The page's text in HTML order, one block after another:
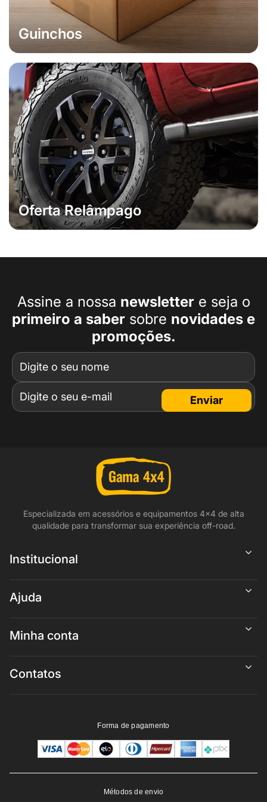
Guinchos
Oferta Relâmpago
Assine a nossa newslettere seja o
primeiro a saber sobre novidades e
promoções.
Enviar
Especializada em acessórios e equipamentos 4x4 de alta
qualidade para transformar sua experiência off-road.
Institucional
Ajuda
Minha conta
Contatos
Forma de pagamento
Métodos de envio